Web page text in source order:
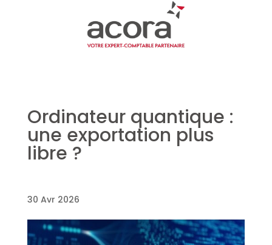
Ordinateur quantique :
une exportation plus
libre ?
30 Avr 2026